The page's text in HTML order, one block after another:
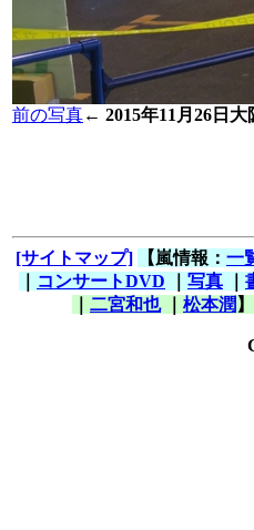
前の写真← 2015年11月26日大
[サイトマップ] 【嵐情報： 一
コンサートDVD 写真
二宮和也｜ 松本潤 】